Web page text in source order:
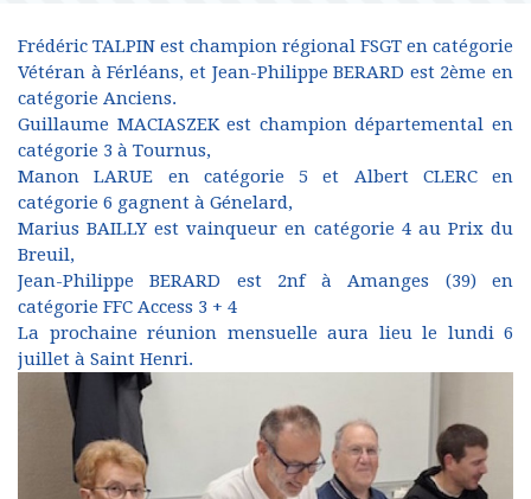
Frédéric TALPIN est champion régional FSGT en catégorie
Vétéran à Férléans, et Jean-Philippe BERARD est 2ème en
catégorie Anciens.
Guillaume MACIASZEK est champion départemental en
catégorie 3 à Tournus,
Manon LARUE en catégorie 5 et Albert CLERC en
catégorie 6 gagnent à Génelard,
Marius BAILLY est vainqueur en catégorie 4 au Prix du
Breuil,
Jean-Philippe BERARD est 2nf à Amanges (39) en
catégorie FFC Access 3 + 4
La prochaine réunion mensuelle aura lieu le lundi 6
juillet à Saint Henri.